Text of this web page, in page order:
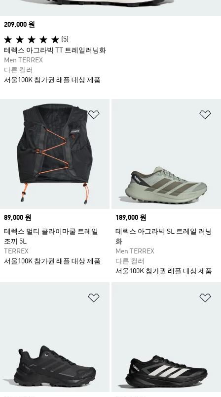
Price
89,000 원
테렉스 멀티 클라이마쿨 트레일
조끼 5L
TERREX
서울100K 참가권 래플 대상 제품
Price
189,000 원
테렉스 아그라빅 SL 트레일 러닝
화
Men TERREX
다른 컬러
서울100K 참가권 래플 대상 제품
Price
209,000 원
(5)
테렉스 아그라빅 TT 트레일러닝화
Men TERREX
다른 컬러
서울100K 참가권 래플 대상 제품